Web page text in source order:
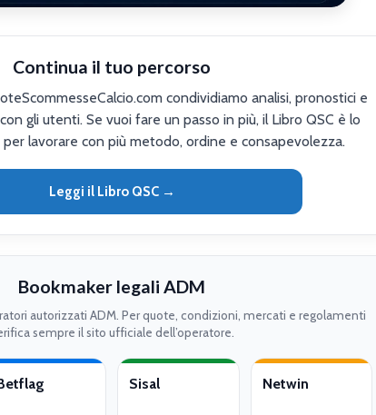
Continua il tuo percorso
condividiamo analisi, pronostici e
gli utenti. Se vuoi fare un passo in più, il Libro QSC è lo
lavorare con più metodo, ordine e consapevolezza.
Leggi il Libro QSC →
Bookmaker legali ADM
autorizzati ADM. Per quote, condizioni, mercati e regolamenti
sempre il sito ufficiale dell’operatore.
Sisal Netwin